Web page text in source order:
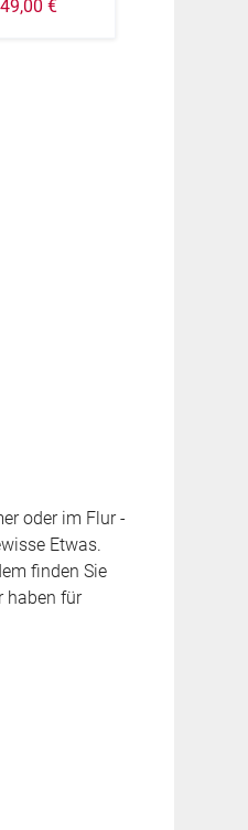
€
oder im Flur -
Etwas.
finden Sie
haben für